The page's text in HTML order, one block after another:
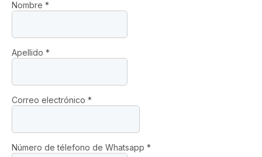
Nombre *
Apellido *
Correo electrónico *
Número de télefono de Whatsapp *